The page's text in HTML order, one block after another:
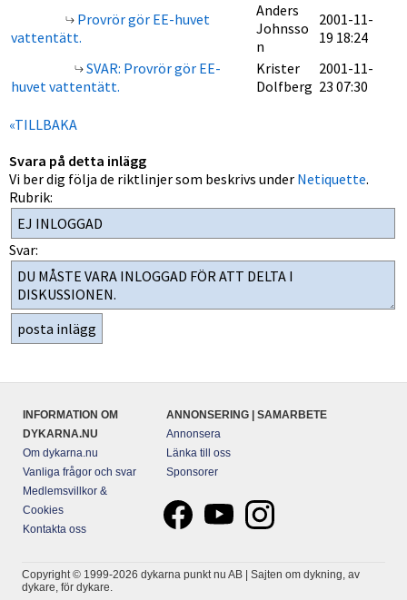
Provrör gör EE-huvet
vattentätt.
Anders
Johnsso
n
2001-11-
19 18:24
SVAR: Provrör gör EE-
huvet vattentätt.
Krister
Dolfberg
2001-11-
23 07:30
«TILLBAKA
Svara på detta inlägg
Vi ber dig följa de riktlinjer som beskrivs under Netiquette.
Rubrik:
Svar:
INFORMATION OM
DYKARNA.NU
Om dykarna.nu
Vanliga frågor och svar
Medlemsvillkor &
Cookies
Kontakta oss
ANNONSERING | SAMARBETE
Annonsera
Länka till oss
Sponsorer
Copyright © 1999-2026 dykarna punkt nu AB | Sajten om dykning, av
dykare, för dykare.